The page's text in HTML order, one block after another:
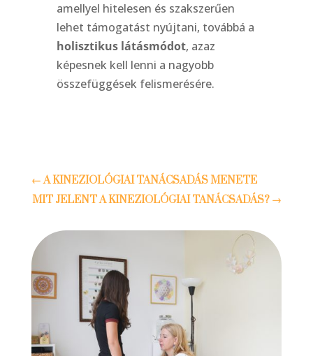
amellyel hitelesen és szakszerűen
lehet támogatást nyújtani, továbbá a
holisztikus látásmódot, azaz
képesnek kell lenni a nagyobb
összefüggések felismerésére.
←A KINEZIOLÓGIAI TANÁCSADÁS MENETE
MIT JELENT A KINEZIOLÓGIAI TANÁCSADÁS? →